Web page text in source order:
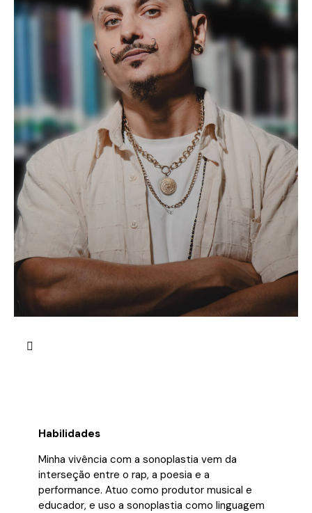
Habilidades
Minha vivência com a sonoplastia vem da
interseção entre o rap, a poesia e a
performance. Atuo como produtor musical e
educador, e uso a sonoplastia como linguagem